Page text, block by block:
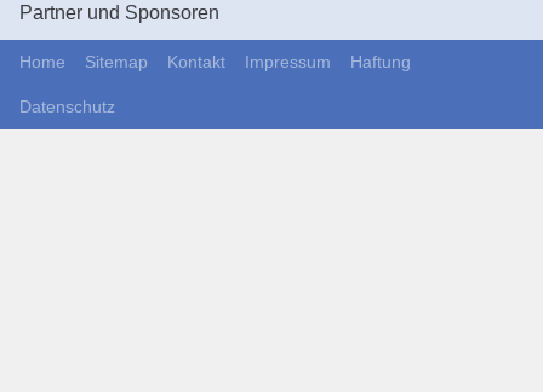
Partner und Sponsoren
Home Sitemap Kontakt Impressum Haftung
Datenschutz